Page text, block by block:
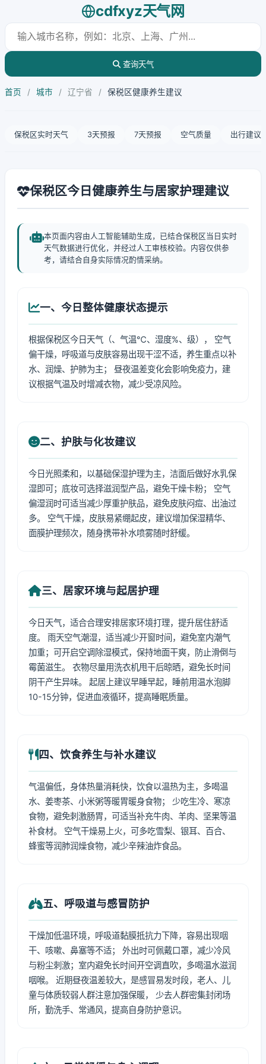
cdfxyz天气网
查询天气
首页 / 城市 / 辽宁省 / 保税区健康养生建议
保税区实时天气 3天预报 7天预报 空气质量 出行建议
保税区今日健康养生与居家护理建议
本页面内容由人工智能辅助生成，已结合保税区当日实时
天气数据进行优化，并经过人工审核校验。内容仅供参
考，请结合自身实际情况酌情采纳。
一、今日整体健康状态提示
根据保税区今日天气（、气温℃、湿度%、级）， 空气
偏干燥，呼吸道与皮肤容易出现干涩不适，养生重点以补
水、润燥、护肺为主； 昼夜温差变化会影响免疫力，建
议根据气温及时增减衣物，减少受凉风险。
二、护肤与化妆建议
今日光照柔和，以基础保湿护理为主，洁面后做好水乳保
湿即可；底妆可选择滋润型产品，避免干燥卡粉； 空气
偏湿润时可适当减少厚重护肤品，避免皮肤闷痘、出油过
多。 空气干燥，皮肤易紧绷起皮，建议增加保湿精华、
面膜护理频次，随身携带补水喷雾随时舒缓。
三、居家环境与起居护理
今日天气，适合合理安排居家环境打理，提升居住舒适
度。 雨天空气潮湿，适当减少开窗时间，避免室内潮气
加重；可开启空调除湿模式，保持地面干爽，防止滑倒与
霉菌滋生。 衣物尽量用洗衣机甩干后晾晒，避免长时间
阴干产生异味。 起居上建议早睡早起，睡前用温水泡脚
10-15分钟，促进血液循环，提高睡眠质量。
四、饮食养生与补水建议
气温偏低，身体热量消耗快，饮食以温热为主，多喝温
水、姜枣茶、小米粥等暖胃暖身食物； 少吃生冷、寒凉
食物，避免刺激肠胃，可适当补充牛肉、羊肉、坚果等温
补食材。 空气干燥易上火，可多吃雪梨、银耳、百合、
蜂蜜等润肺润燥食物，减少辛辣油炸食品。
五、呼吸道与感冒防护
干燥加低温环境，呼吸道黏膜抵抗力下降，容易出现咽
干、咳嗽、鼻塞等不适； 外出时可佩戴口罩，减少冷风
与粉尘刺激；室内避免长时间开空调直吹，多喝温水滋润
咽喉。 近期昼夜温差较大，是感冒易发时段，老人、儿
童与体质较弱人群注意加强保暖， 少去人群密集封闭场
所，勤洗手、常通风，提高自身防护意识。